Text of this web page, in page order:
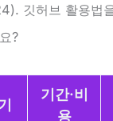
깃허브 활용법
?
기간·비
용